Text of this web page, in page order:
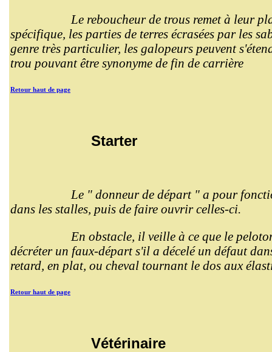
Le reboucheur de trous remet à leur
spécifique, les parties de terres écrasées par les
genre très particulier, les galopeurs peuvent
trou pouvant être synonyme de fin de carrière
Retour haut de page
Starter
Le " donneur de départ " a pour
dans les stalles, puis de faire ouvrir celles-ci.
En obstacle, il veille à ce que le
décréter un faux-départ s'il a décelé un défaut
retard, en plat, ou cheval tournant le dos aux
Retour haut de page
Vétérinaire